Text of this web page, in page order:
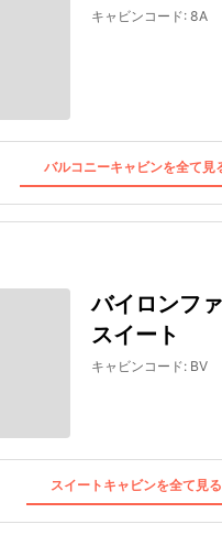
キャビンコード: 8A
バルコニーキャビンを全て見
バイロンフ
スイート
キャビンコード: BV
スイートキャビンを全て見